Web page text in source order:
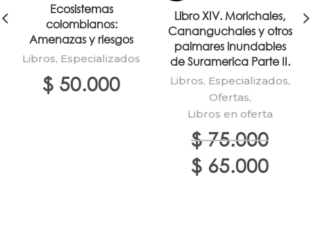
Ecosistemas
colombianos:
Amenazas y riesgos
Libros, Especializados
$ 50.000
Libro XIV. Morichales,
Cananguchales y otros
palmares inundables
de Suramerica Parte II.
Libros, Especializados,
Ofertas,
Libros en oferta
$75.000
El
precio
$ 65.000precio